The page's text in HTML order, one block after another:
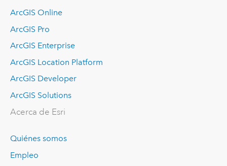
ArcGIS Online
ArcGIS Pro
ArcGIS Enterprise
ArcGIS Location Platform
ArcGIS Developer
ArcGIS Solutions
Acerca de Esri
Quiénes somos
Empleo